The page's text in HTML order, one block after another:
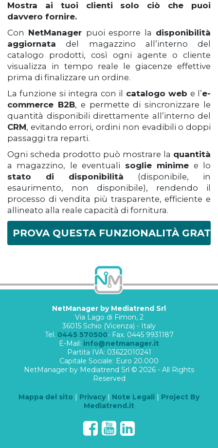
Mostra ai tuoi clienti solo ciò che puoi
davvero fornire.
Con NetManager puoi esporre la disponibilità
aggiornata del magazzino all’interno del
catalogo prodotti, così ogni agente o cliente
visualizza in tempo reale le giacenze effettive
prima di finalizzare un ordine.
La funzione si integra con il catalogo web e l’e-
commerce B2B, e permette di sincronizzare le
quantità disponibili direttamente all’interno del
CRM, evitando errori, ordini non evadibili o doppi
passaggi tra reparti.
Ogni scheda prodotto può mostrare la quantità
a magazzino, le eventuali soglie minime e lo
stato di disponibilità (disponibile, in
esaurimento, non disponibile), rendendo il
processo di vendita più trasparente, efficiente e
allineato alla reale capacità di fornitura.
PROVA QUESTA FUNZIONALITÀ
NetManager by Mediatrend Srl
Via Lago di Fimon, 2
36015 Schio (Vicenza) - Italy
Tel. 0445 570500- Fax. 0445 9931187
E-Mail: info@netmanager.it
Partita IVA: 03622010241
Capitale Sociale: Euro 20.000
NetManager by Mediatrend Srl © 2026 - All Rights
Reserved
Mappa del sito | Privacy | Note Legali | Project By
Mediatrend.it